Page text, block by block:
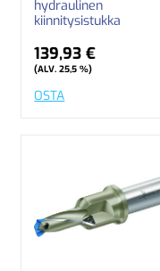
hydraulinen
kiinnitysistukka
139,93 €
(ALV. 25,5 %)
OSTA